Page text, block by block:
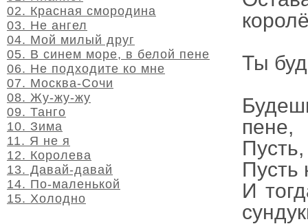
Ты
пене,
Пусть
И
02. Красная смородина
03. Не ангел
04. Мой милый друг
05. В синем море, в белой пене
06. Не подходите ко мне
07. Москва-Сочи
08. Жу-жу-жу
09. Танго
10. Зима
11. Я не я
12. Королева
13. Давай-давай
14. По-маленькой
15. Холодно